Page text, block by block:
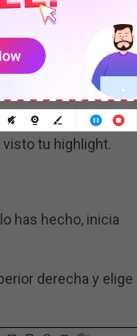
él para abrirlo.
las visitas, al lado
tu highlight.
has hecho, inicia
derecha y elige